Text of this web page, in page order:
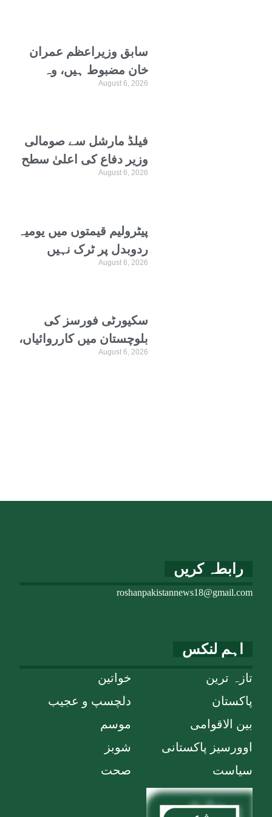
سابق وزیراعظم عمران
خان مضبوط ہیں، وہ
ترجمہ و تفسیر قرآن
August 6, 2026
فیلڈ مارشل سے صومالی
وزیر دفاع کی اعلیٰ سطح
وفد کیساتھ ملاقات،
August 6, 2026
پیٹرولیم قیمتوں میں یومیہ
ردوبدل پر ٹرک نہیں
چلاسکتے، گڈز ٹرانسپورٹرز
August 6, 2026
سکیورٹی فورسز کی
بلوچستان میں کارروائیاں،
12 دہشتگردوں کو ہلاک
August 6, 2026
اہم لنکس
خواتین
دلچسپ و عجیب
موسم
شوبز
صحت
تازہ ترین
پاکستان
بین الاقوامی
اوورسیز پاکستانی
سیاست
رابطہ کریں
roshanpakistannews18@gmail.com